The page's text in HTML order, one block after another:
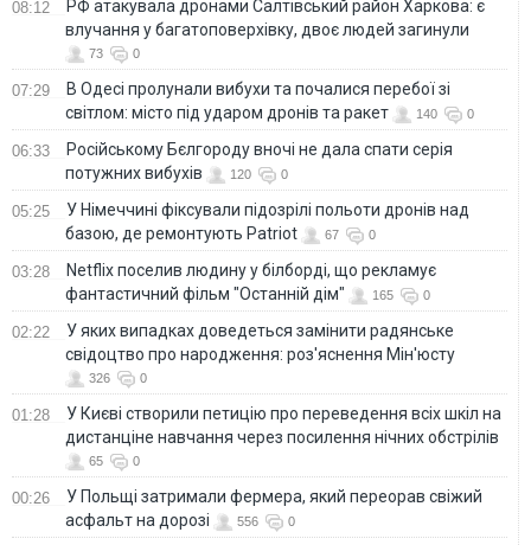
08:12
РФ атакувала дронами Салтівський район Харкова: є
влучання у багатоповерхівку, двоє людей загинули
73 0
07:29
В Одесі пролунали вибухи та почалися перебої зі
світлом: місто під ударом дронів та ракет
140 0
06:33
Російському Бєлгороду вночі не дала спати серія
потужних вибухів
120 0
05:25
У Німеччині фіксували підозрілі польоти дронів над
базою, де ремонтують Patriot
67 0
03:28
Netflix поселив людину у білборді, що рекламує
фантастичний фільм "Останній дім"
165 0
02:22
У яких випадках доведеться замінити радянське
свідоцтво про народження: роз'яснення Мін'юсту
326 0
01:28
У Києві створили петицію про переведення всіх шкіл на
дистанціне навчання через посилення нічних обстрілів
65 0
00:26
У Польщі затримали фермера, який переорав свіжий
асфальт на дорозі
556 0